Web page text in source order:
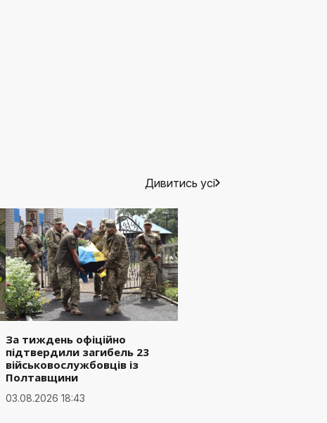
Дивитись усі
За тиждень офіційно
підтвердили загибель 23
військовослужбовців із
Полтавщини
03.08.2026 18:43